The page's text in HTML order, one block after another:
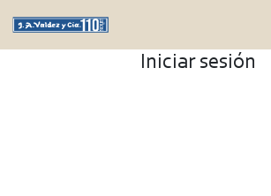
Iniciar sesión